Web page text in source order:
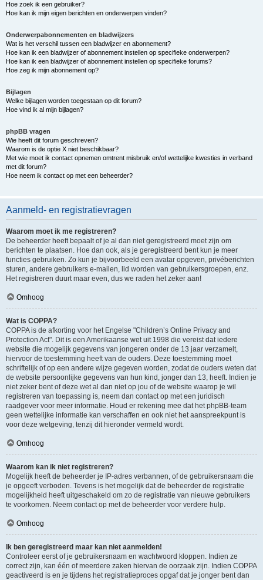
Hoe zoek ik een gebruiker?
Hoe kan ik mijn eigen berichten en onderwerpen vinden?
Onderwerpabonnementen en bladwijzers
Wat is het verschil tussen een bladwijzer en abonnement?
Hoe kan ik een bladwijzer of abonnement instellen op specifieke onderwerpen?
Hoe kan ik een bladwijzer of abonnement instellen op specifieke forums?
Hoe zeg ik mijn abonnement op?
Bijlagen
Welke bijlagen worden toegestaan op dit forum?
Hoe vind ik al mijn bijlagen?
phpBB vragen
Wie heeft dit forum geschreven?
Waarom is de optie X niet beschikbaar?
Met wie moet ik contact opnemen omtrent misbruik en/of wettelijke kwesties in verband
met dit forum?
Hoe neem ik contact op met een beheerder?
Aanmeld- en registratievragen
Waarom moet ik me registreren?
De beheerder heeft bepaalt of je al dan niet geregistreerd moet zijn om
berichten te plaatsen. Hoe dan ook, als je geregistreerd bent kun je meer
functies gebruiken. Zo kun je bijvoorbeeld een avatar opgeven, privéberichten
sturen, andere gebruikers e-mailen, lid worden van gebruikersgroepen, enz.
Het registreren duurt maar even, dus we raden het zeker aan!
Omhoog
Wat is COPPA?
COPPA is de afkorting voor het Engelse "Children’s Online Privacy and
Protection Act". Dit is een Amerikaanse wet uit 1998 die vereist dat iedere
website die mogelijk gegevens van jongeren onder de 13 jaar verzamelt,
hiervoor de toestemming heeft van de ouders. Deze toestemming moet
schriftelijk of op een andere wijze gegeven worden, zodat de ouders weten dat
de website persoonlijke gegevens van hun kind, jonger dan 13, heeft. Indien je
niet zeker bent of deze wet al dan niet op jou of de website waarop je wil
registreren van toepassing is, neem dan contact op met een juridisch
raadgever voor meer informatie. Houd er rekening mee dat het phpBB-team
geen wettelijke informatie kan verschaffen en ook niet het aanspreekpunt is
voor deze wetgeving, tenzij dit hieronder vermeld wordt.
Omhoog
Waarom kan ik niet registreren?
Mogelijk heeft de beheerder je IP-adres verbannen, of de gebruikersnaam die
je opgeeft verboden. Tevens is het mogelijk dat de beheerder de registratie
mogelijkheid heeft uitgeschakeld om zo de registratie van nieuwe gebruikers
te voorkomen. Neem contact op met de beheerder voor verdere hulp.
Omhoog
Ik ben geregistreerd maar kan niet aanmelden!
Controleer eerst of je gebruikersnaam en wachtwoord kloppen. Indien ze
correct zijn, kan één of meerdere zaken hiervan de oorzaak zijn. Indien COPPA
geactiveerd is en je tijdens het registratieproces opgaf dat je jonger bent dan